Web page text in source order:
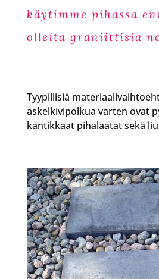
käytimme pihassa
olleita graniittisia
Tyypillisiä
askelkivipolkua varten ovat
kantikkaat pihalaatat sekä